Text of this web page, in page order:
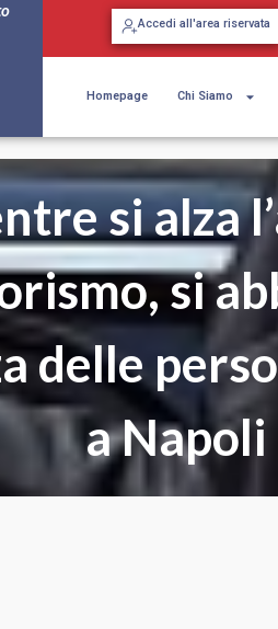
Accedi all'area riservata
Homepage Chi Siamo
si alza
si
delle
a Napoli